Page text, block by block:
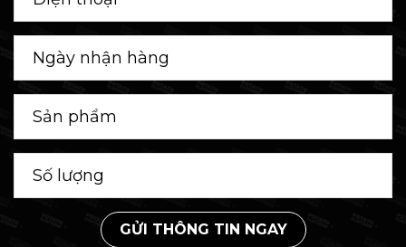
GỬI THÔNG TIN NGAY